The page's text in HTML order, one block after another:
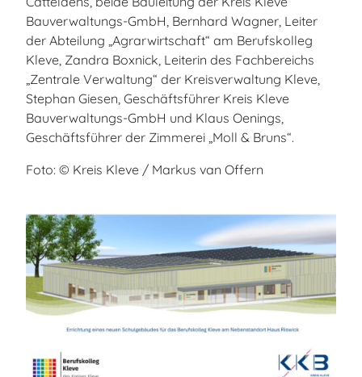
Bauverwaltungs-GmbH, Bernhard Wagner, Leiter
der Abteilung „Agrarwirtschaft“ am Berufskolleg
Kleve, Zandra Boxnick, Leiterin des Fachbereichs
„Zentrale Verwaltung“ der Kreisverwaltung Kleve,
Stephan Giesen, Geschäftsführer Kreis Kleve
Bauverwaltungs-GmbH und Klaus Oenings,
Geschäftsführer der Zimmerei „Moll & Bruns“.
Foto: © Kreis Kleve / Markus van Offern